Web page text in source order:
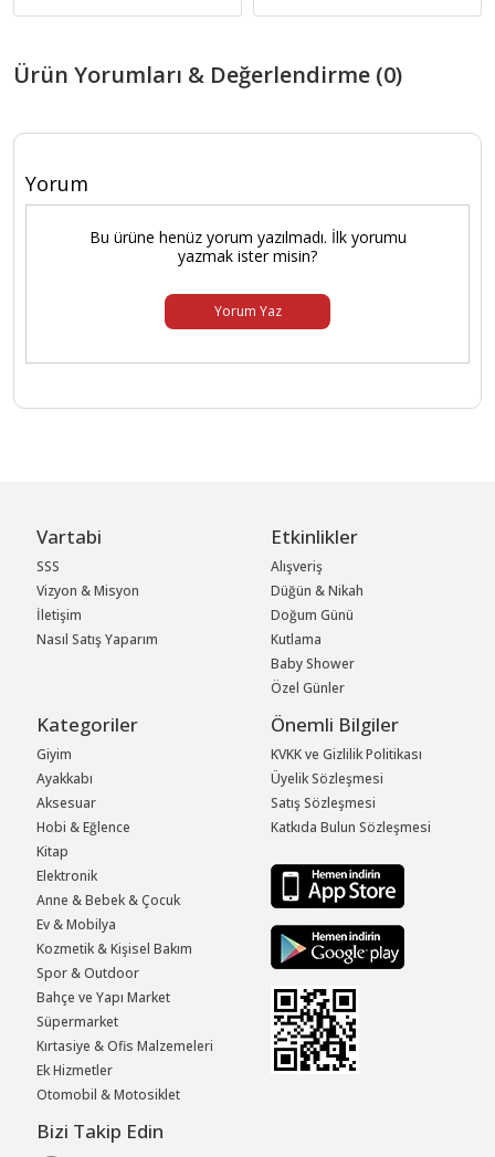
Ürün Yorumları & Değerlendirme (0)
Yorum
Bu ürüne henüz yorum yazılmadı. İlk yorumu
yazmak ister misin?
Yorum Yaz
Vartabi
SSS
Vizyon & Misyon
İletişim
Nasıl Satış Yaparım
Etkinlikler
Alışveriş
Düğün & Nikah
Doğum Günü
Kutlama
Baby Shower
Özel Günler
Kategoriler
Giyim
Ayakkabı
Aksesuar
Hobi & Eğlence
Kitap
Elektronik
Anne & Bebek & Çocuk
Ev & Mobilya
Kozmetik & Kişisel Bakım
Spor & Outdoor
Bahçe ve Yapı Market
Süpermarket
Kırtasiye & Ofis Malzemeleri
Ek Hizmetler
Otomobil & Motosiklet
Önemli Bilgiler
KVKK ve Gizlilik Politikası
Üyelik Sözleşmesi
Satış Sözleşmesi
Katkıda Bulun Sözleşmesi
Bizi Takip Edin